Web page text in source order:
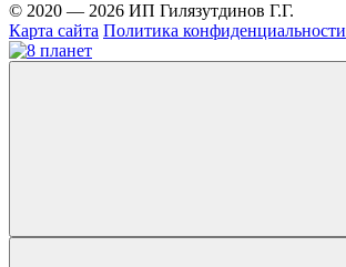
© 2020 — 2026 ИП Гилязутдинов Г.Г.
Карта сайта Политика конфиденциальности